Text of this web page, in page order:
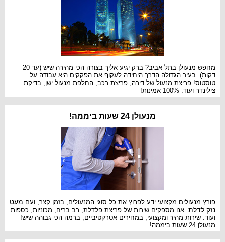
מחפש מנעולן בתל אביב? ברק יגיע אליך בצורה הכי מהירה שיש (עד 20
דקות). בעיר הגדולה הדרך היחידה לעקוף את הפקקים היא עבודה על
טוסטוס! פריצת מנעול של דירה, פריצת רכב, החלפת מנעול ישן, בדיקת
צילינדר ועוד. 100% אמינות!
מנעולן 24 שעות ביממה!
פורץ מנעולים מקצועי ידע לפרוץ את כל סוגי המנעולים, בזמן קצר, ועם מעט
נזק לדלת. אנו מספקים שירות של פריצת פלדלת, רב בריח, מכוניות, כספות
ועוד. שירות מהיר ומקצועי, במחירים אטרקטיביים, ברמה הכי גבוהה שיש!
מנעולן 24 שעות ביממה!